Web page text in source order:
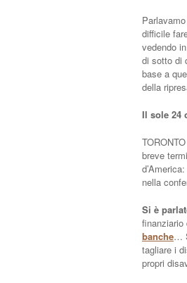
difficile
vedendo
di sotto di
base a
della
Il sole 24
breve
nella
Si è
finanziario
banche…
tagliare i
propri